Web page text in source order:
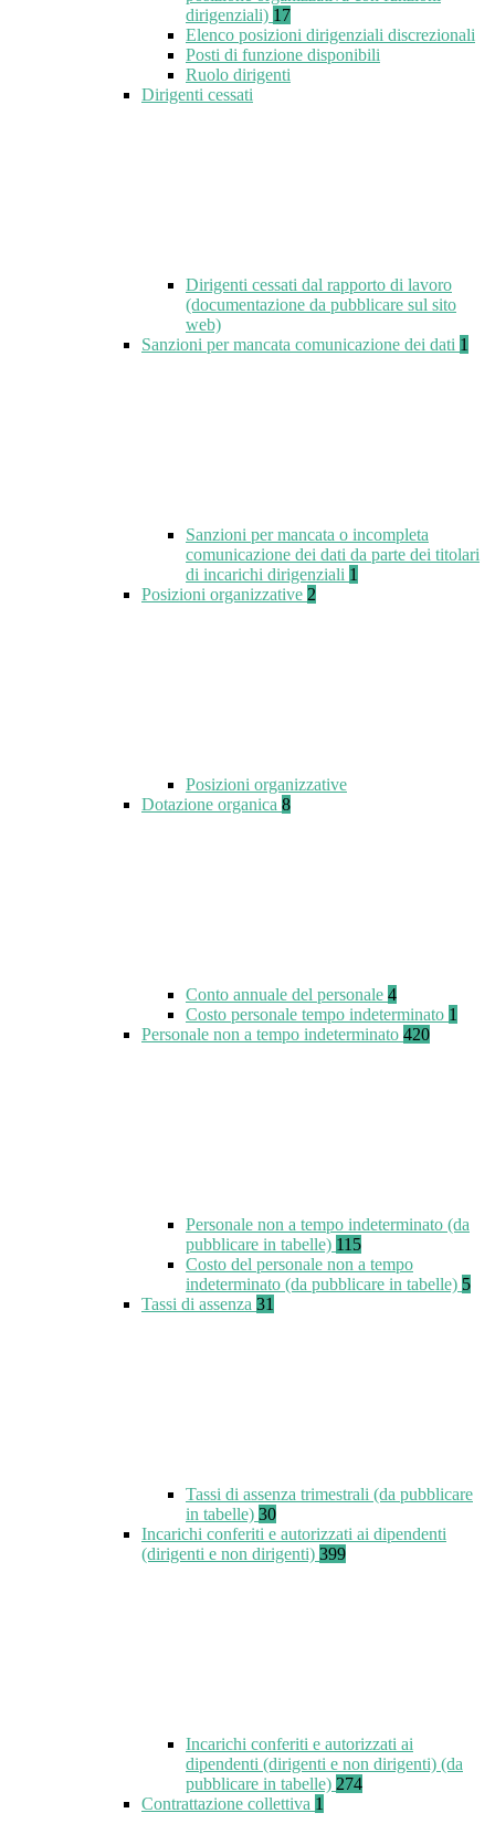
dirigenziali) 17
Elenco posizioni dirigenziali discrezionali
Posti di funzione disponibili
Ruolo dirigenti
Dirigenti cessati
Dirigenti cessati dal rapporto di lavoro
(documentazione da pubblicare sul sito
web)
Sanzioni per mancata comunicazione dei dati 1
Sanzioni per mancata o incompleta
comunicazione dei dati da parte dei titolari
di incarichi dirigenziali 1
Posizioni organizzative 2
Posizioni organizzative
Dotazione organica 8
Conto annuale del personale 4
Costo personale tempo indeterminato 1
Personale non a tempo indeterminato 420
Personale non a tempo indeterminato (da
pubblicare in tabelle) 115
Costo del personale non a tempo
indeterminato (da pubblicare in tabelle) 5
Tassi di assenza 31
Tassi di assenza trimestrali (da pubblicare
in tabelle) 30
Incarichi conferiti e autorizzati ai dipendenti
(dirigenti e non dirigenti) 399
Incarichi conferiti e autorizzati ai
dipendenti (dirigenti e non dirigenti) (da
pubblicare in tabelle) 274
Contrattazione collettiva 1